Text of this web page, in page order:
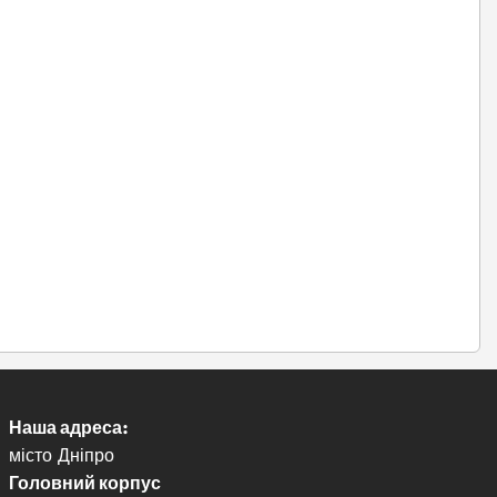
Наша адреса:
місто Дніпро
Головний корпус